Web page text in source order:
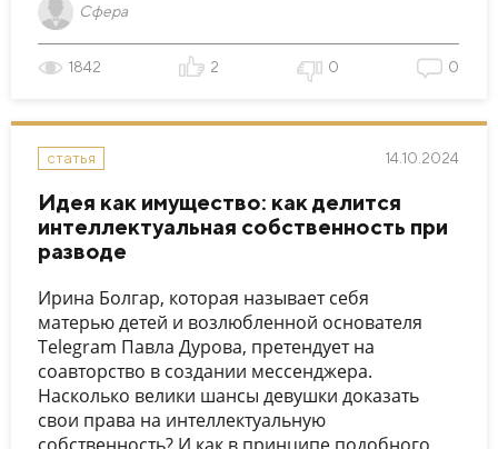
Сфера
1842 2 0 0
статья 14.10.2024
Идея как имущество: как делится
интеллектуальная собственность при
разводе
Ирина Болгар, которая называет себя
матерью детей и возлюбленной основателя
Telegram Павла Дурова, претендует на
соавторство в создании мессенджера.
Насколько велики шансы девушки доказать
свои права на интеллектуальную